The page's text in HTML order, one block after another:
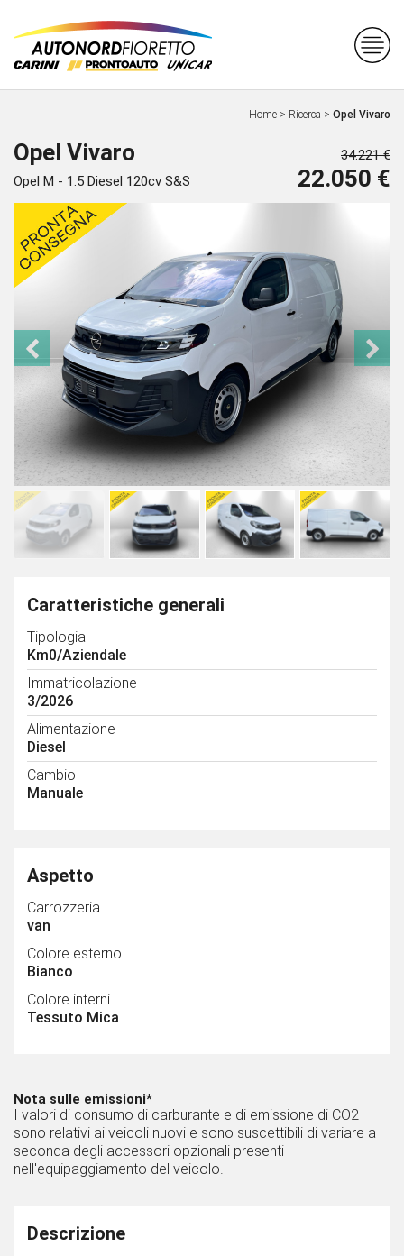
Home > Ricerca > Opel Vivaro
Opel Vivaro
Opel M - 1.5 Diesel 120cv S&S
34.221 €
22.050 €
Caratteristiche generali
Tipologia
Km0/Aziendale
Immatricolazione
3/2026
Alimentazione
Diesel
Cambio
Manuale
Aspetto
Carrozzeria
van
Colore esterno
Bianco
Colore interni
Tessuto Mica
Nota sulle emissioni*
I valori di consumo di carburante e di emissione di CO2
sono relativi ai veicoli nuovi e sono suscettibili di variare a
seconda degli accessori opzionali presenti
nell'equipaggiamento del veicolo.
Descrizione